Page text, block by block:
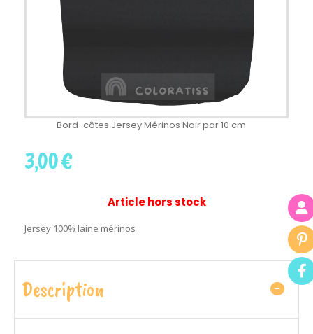
Bord-côtes Jersey Mérinos Noir par 10 cm
3,00€
Article hors stock
Jersey 100% laine mérinos
Description